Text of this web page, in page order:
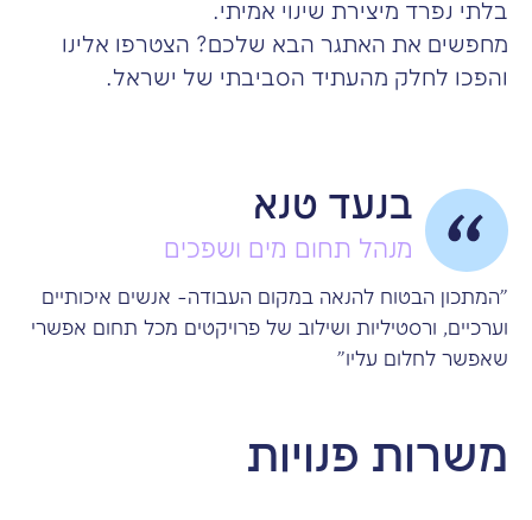
בלתי נפרד מיצירת שינוי אמיתי.
מחפשים את האתגר הבא שלכם? הצטרפו אלינו
והפכו לחלק מהעתיד הסביבתי של ישראל.
בנעד טנא
מנהל תחום מים ושפכים
"המתכון הבטוח להנאה במקום העבודה- אנשים איכותיים
וערכיים, ורסטיליות ושילוב של פרויקטים מכל תחום אפשרי
שאפשר לחלום עליו"
משרות פנויות